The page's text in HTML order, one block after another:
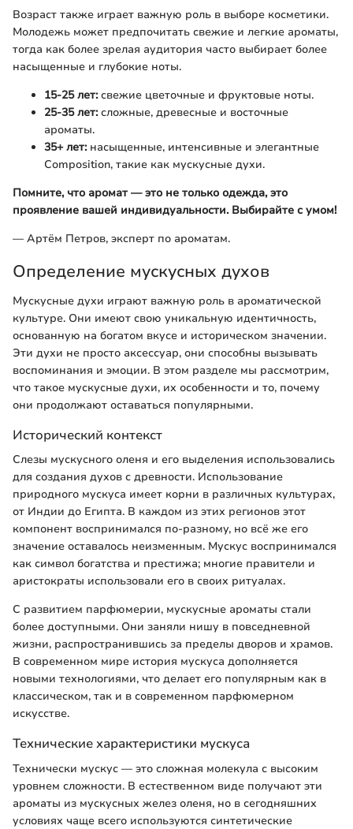
Возраст также играет важную роль в выборе косметики.
Молодежь может предпочитать свежие и легкие ароматы,
тогда как более зрелая аудитория часто выбирает более
насыщенные и глубокие ноты.
15-25 лет:свежие цветочные и фруктовые ноты.
25-35 лет:сложные, древесные и восточные
ароматы.
35+ лет:насыщенные, интенсивные и элегантные
Composition, такие как мускусные духи.
Помните, что аромат — это не только одежда, это
проявление вашей индивидуальности. Выбирайте с умом!
— Артём Петров, эксперт по ароматам.
Определение мускусных духов
Мускусные духи играют важную роль в ароматической
культуре. Они имеют свою уникальную идентичность,
основанную на богатом вкусе и историческом значении.
Эти духи не просто аксессуар, они способны вызывать
воспоминания и эмоции. В этом разделе мы рассмотрим,
что такое мускусные духи, их особенности и то, почему
они продолжают оставаться популярными.
Исторический контекст
Слезы мускусного оленя и его выделения использовались
для создания духов с древности. Использование
природного мускуса имеет корни в различных культурах,
от Индии до Египта. В каждом из этих регионов этот
компонент воспринимался по-разному, но всё же его
значение оставалось неизменным. Мускус воспринимался
как символ богатства и престижа; многие правители и
аристократы использовали его в своих ритуалах.
С развитием парфюмерии, мускусные ароматы стали
более доступными. Они заняли нишу в повседневной
жизни, распространившись за пределы дворов и храмов.
В современном мире история мускуса дополняется
новыми технологиями, что делает его популярным как в
классическом, так и в современном парфюмерном
искусстве.
Технические характеристики мускуса
Технически мускус — это сложная молекула с высоким
уровнем сложности. В естественном виде получают эти
ароматы из мускусных желез оленя, но в сегодняшних
условиях чаще всего используются синтетические